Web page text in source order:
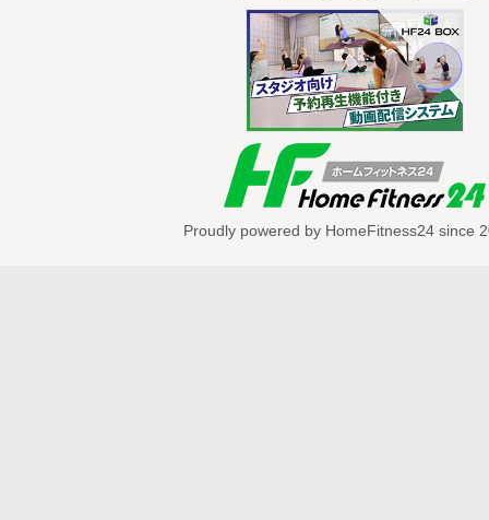
Proudly powered by HomeFitness24 since